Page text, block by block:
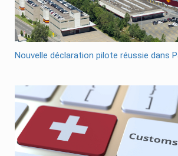
Nouvelle déclaration pilote réussie dans